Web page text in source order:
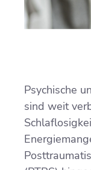
Psychische
sind weit